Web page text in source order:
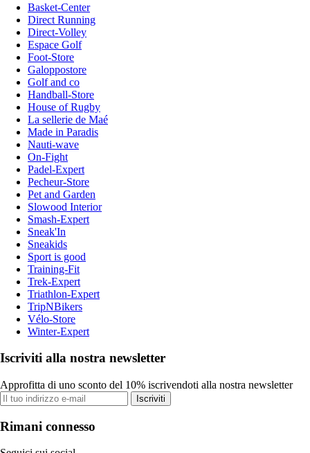
Basket-Center
Direct Running
Direct-Volley
Espace Golf
Foot-Store
Galoppostore
Golf and co
Handball-Store
House of Rugby
La sellerie de Maé
Made in Paradis
Nauti-wave
On-Fight
Padel-Expert
Pecheur-Store
Pet and Garden
Slowood Interior
Smash-Expert
Sneak'In
Sneakids
Sport is good
Training-Fit
Trek-Expert
Triathlon-Expert
TripNBikers
Vélo-Store
Winter-Expert
Iscriviti alla nostra newsletter
Approfitta di uno sconto del 10% iscrivendoti alla nostra newsletter
Iscriviti
Rimani connesso